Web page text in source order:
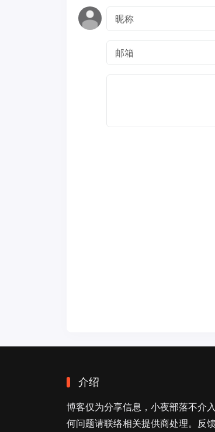
介绍
博客仅为分享信息，小夜部落不介
何问题请联络相关提供商处理。反